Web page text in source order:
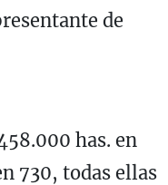
de
has. en
730, todas ellas